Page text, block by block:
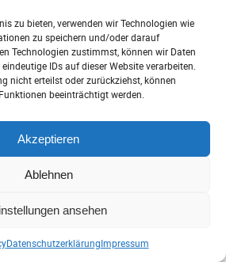
zu bieten, verwenden wir Technologien wie
zu speichern und/oder darauf
Technologien zustimmst, können wir Daten
IDs auf dieser Website verarbeiten.
nicht erteilst oder zurückziehst, können
beeinträchtigt werden.
Akzeptieren
Ablehnen
ansehen
DatenschutzerklärungImpressum
Nehlsen |Impressum| Datenschutz|AGB|
Kontakt